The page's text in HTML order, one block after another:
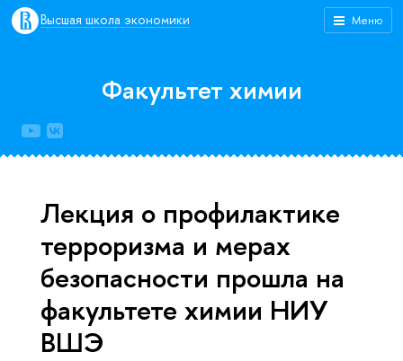
Меню
Высшая школа экономики
Факультет химии
Лекция о профилактике
терроризма и мерах
безопасности прошла на
факультете химии НИУ
ВШЭ